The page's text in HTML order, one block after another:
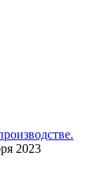
2023